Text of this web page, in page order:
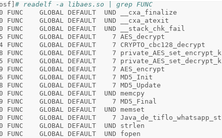
# readelf -a libaes.so | grep FUNC
FUNC    GLOBAL DEFAULT  UND __cxa_finalize
FUNC    GLOBAL DEFAULT  UND __cxa_atexit
FUNC    GLOBAL DEFAULT  UND __stack_chk_fail
FUNC    GLOBAL DEFAULT    7 AES_decrypt
FUNC    GLOBAL DEFAULT    7 CRYPTO_cbc128_decrypt
FUNC    GLOBAL DEFAULT    7 private_AES_set_encrypt_k
FUNC    GLOBAL DEFAULT    7 private_AES_set_decrypt_k
FUNC    GLOBAL DEFAULT    7 AES_encrypt
FUNC    GLOBAL DEFAULT    7 MD5_Init
FUNC    GLOBAL DEFAULT    7 MD5_Update
FUNC    GLOBAL DEFAULT  UND memcpy
FUNC    GLOBAL DEFAULT    7 MD5_Final
FUNC    GLOBAL DEFAULT  UND memset
FUNC    GLOBAL DEFAULT    7 Java_de_tiflo_whatsapp_st
FUNC    GLOBAL DEFAULT  UND strlen
FUNC    GLOBAL DEFAULT  UND fopen